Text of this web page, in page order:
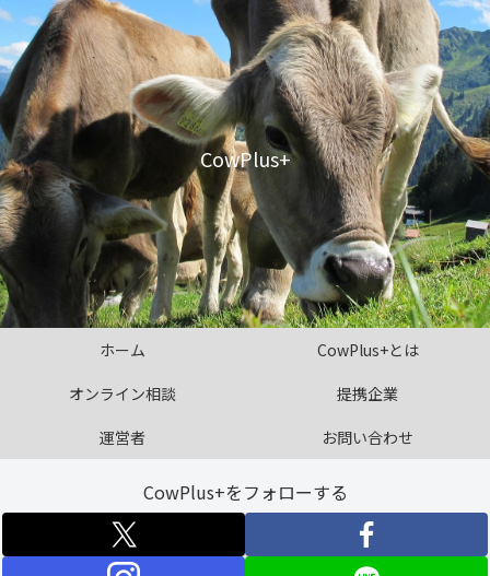
CowPlus+
ホーム
CowPlus+とは
オンライン相談
提携企業
運営者
お問い合わせ
CowPlus+をフォローする